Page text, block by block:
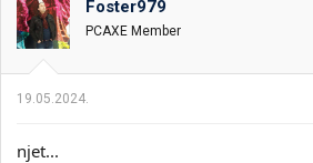
v
a
n
:
Foster979
PCAXE Member
19.05.2024.
njet...